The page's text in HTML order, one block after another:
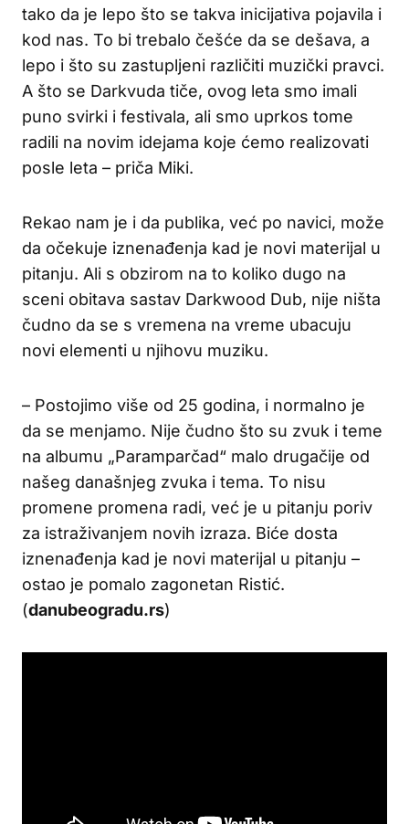
tako da je lepo što se takva inicijativa pojavila i
kod nas. To bi trebalo češće da se dešava, a
lepo i što su zastupljeni različiti muzički pravci.
A što se Darkvuda tiče, ovog leta smo imali
puno svirki i festivala, ali smo uprkos tome
radili na novim idejama koje ćemo realizovati
posle leta – priča Miki.
Rekao nam je i da publika, već po navici, može
da očekuje iznenađenja kad je novi materijal u
pitanju. Ali s obzirom na to koliko dugo na
sceni obitava sastav Darkwood Dub, nije ništa
čudno da se s vremena na vreme ubacuju
novi elementi u njihovu muziku.
– Postojimo više od 25 godina, i normalno je
da se menjamo. Nije čudno što su zvuk i teme
na albumu „Paramparčad“ malo drugačije od
našeg današnjeg zvuka i tema. To nisu
promene promena radi, već je u pitanju poriv
za istraživanjem novih izraza. Biće dosta
iznenađenja kad je novi materijal u pitanju –
ostao je pomalo zagonetan Ristić.
(danubeogradu.rs)